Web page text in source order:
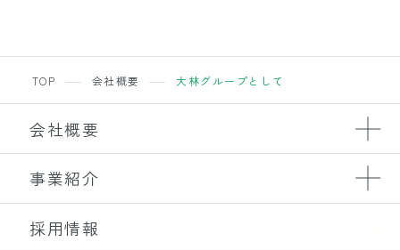
TOP 会社概要 大林グループとして
会社概要
事業紹介
採用情報